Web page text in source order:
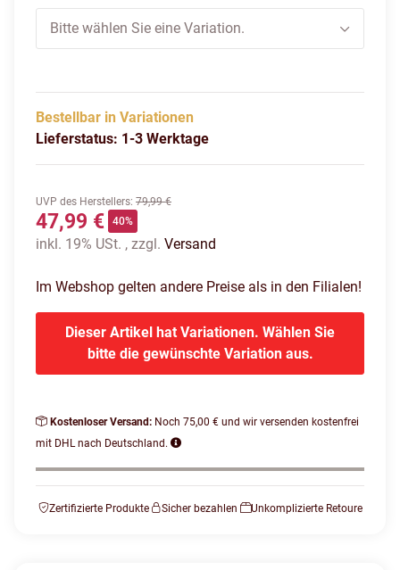
Bitte wählen Sie eine Variation.
Bestellbar in Variationen
Lieferstatus: 1-3 Werktage
UVP des Herstellers: 79,99 €
47,99 € 40%
inkl. 19% USt. , zzgl. Versand
Im Webshop gelten andere Preise als in den Filialen!
Dieser Artikel hat Variationen. Wählen Sie
bitte die gewünschte Variation aus.
Kostenloser Versand: Noch 75,00 € und wir versenden kostenfrei
mit DHL nach Deutschland.
Zertifizierte Produkte Sicher bezahlen Unkomplizierte Retoure